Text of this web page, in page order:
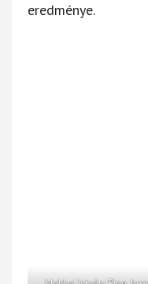
eredménye.